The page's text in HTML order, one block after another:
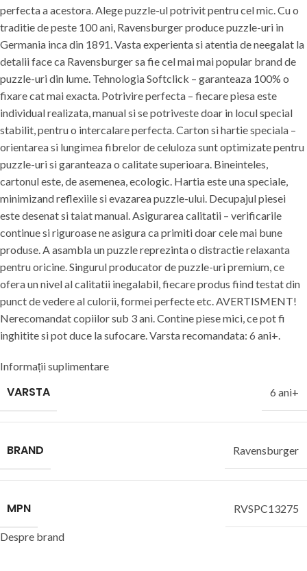
perfecta a acestora. Alege puzzle-ul potrivit pentru cel mic. Cu o
traditie de peste 100 ani, Ravensburger produce puzzle-uri in
Germania inca din 1891. Vasta experienta si atentia de neegalat la
detalii face ca Ravensburger sa fie cel mai mai popular brand de
puzzle-uri din lume. Tehnologia Softclick – garanteaza 100% o
fixare cat mai exacta. Potrivire perfecta – fiecare piesa este
individual realizata, manual si se potriveste doar in locul special
stabilit, pentru o intercalare perfecta. Carton si hartie speciala –
orientarea si lungimea fibrelor de celuloza sunt optimizate pentru
puzzle-uri si garanteaza o calitate superioara. Bineinteles,
cartonul este, de asemenea, ecologic. Hartia este una speciale,
minimizand reflexiile si evazarea puzzle-ului. Decupajul piesei
este desenat si taiat manual. Asigurarea calitatii – verificarile
continue si riguroase ne asigura ca primiti doar cele mai bune
produse. A asambla un puzzle reprezinta o distractie relaxanta
pentru oricine. Singurul producator de puzzle-uri premium, ce
ofera un nivel al calitatii inegalabil, fiecare produs fiind testat din
punct de vedere al culorii, formei perfecte etc. AVERTISMENT!
Nerecomandat copiilor sub 3 ani. Contine piese mici, ce pot fi
inghitite si pot duce la sufocare. Varsta recomandata: 6 ani+.
Informații suplimentare
VARSTA 6 ani+
BRAND Ravensburger
MPN RVSPC13275
Despre brand